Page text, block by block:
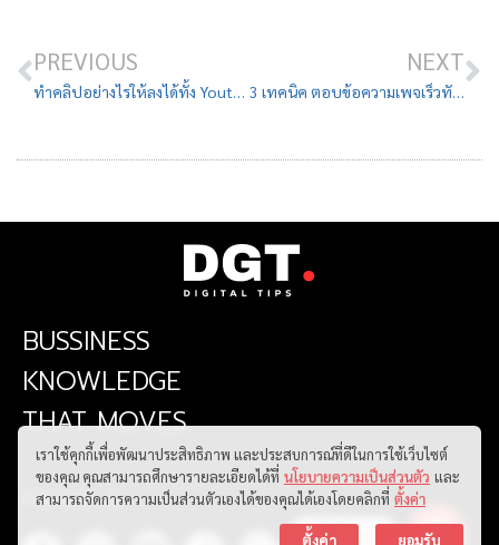
PREVIOUS NEXT
3 เทคนิค ตอบข้อความเพจเร็วทันใจ ลูกค้าไม่หงุดหงิด
BUSSINESS
KNOWLEDGE
THAT MOVES
FOLLOW US
เราใช้คุกกี้เพื่อพัฒนาประสิทธิภาพ และประสบการณ์ที่ดีในการใช้เว็บไซต์
ของคุณ คุณสามารถศึกษารายละเอียดได้ที่ นโยบายความเป็นส่วนตัว และ
สามารถจัดการความเป็นส่วนตัวเองได้ของคุณได้เองโดยคลิกที่ ตั้งค่า
ตั้งค่า ยอมรับ
ติดต่อเรา